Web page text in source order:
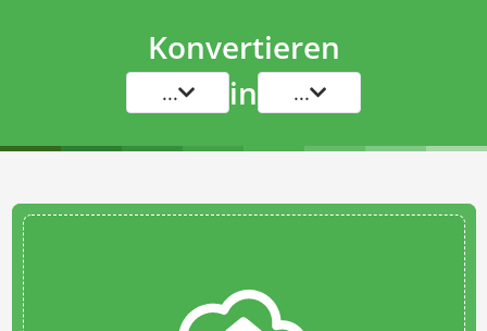
Konvertieren
... in ...